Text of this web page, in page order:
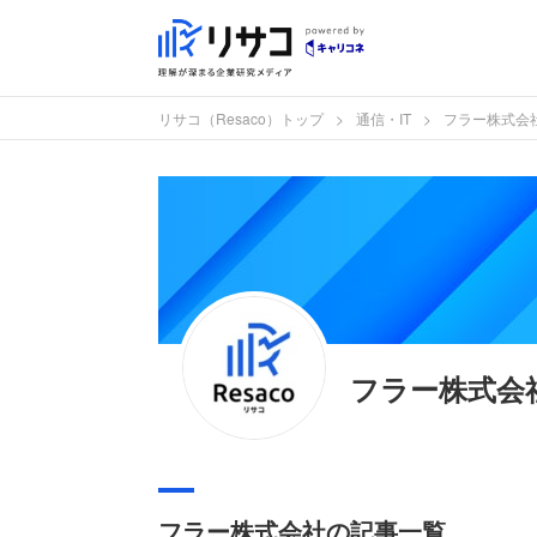
リサコ（Resaco）トップ 通信・IT フラー株式会
フラー株式会